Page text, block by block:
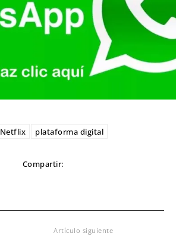
Netflix plataforma digital
Compartir:
Artículo siguiente